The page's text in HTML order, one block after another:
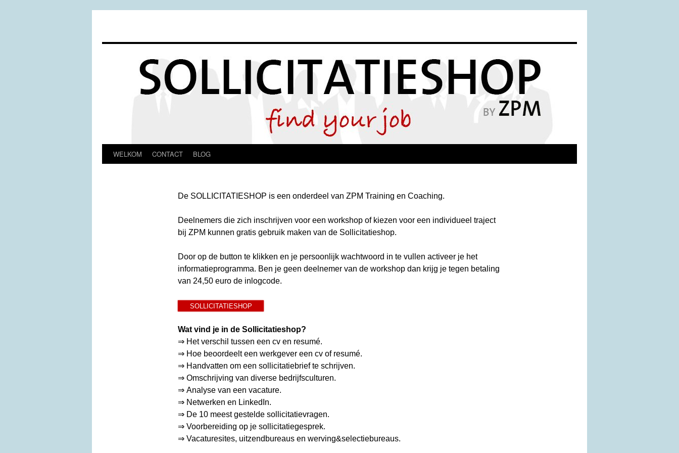
Spring
WELKOM CONTACT BLOG
De SOLLICITATIESHOP is een onderdeel van ZPM Training en Coaching.
Deelnemers die zich inschrijven voor een workshop of kiezen voor een individueel traject
bij ZPM kunnen gratis gebruik maken van de Sollicitatieshop.
Door op de button te klikken en je persoonlijk wachtwoord in te vullen activeer je het
informatieprogramma. Ben je geen deelnemer van de workshop dan krijg je tegen betaling
van 24,50 euro de inlogcode.
SOLLICITATIESHOP
Wat vind je in de Sollicitatieshop?
⇒ Het verschil tussen een cv en resumé.
⇒ Hoe beoordeelt een werkgever een cv of resumé.
⇒ Handvatten om een sollicitatiebrief te schrijven.
⇒ Omschrijving van diverse bedrijfsculturen.
⇒ Analyse van een vacature.
⇒ Netwerken en LinkedIn.
⇒ De 10 meest gestelde sollicitatievragen.
⇒ Voorbereiding op je sollicitatiegesprek.
⇒ Vacaturesites, uitzendbureaus en werving&selectiebureaus.